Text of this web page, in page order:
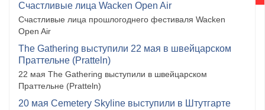
Счастливые лица Wacken Open Air
Счастливые лица прошлогоднего фестиваля Wacken
Open Air
The Gathering выступили 22 мая в швейцарском
Праттельне (Pratteln)
22 мая The Gathering выступили в швейцарском
Праттельне (Pratteln)
20 мая Cemetery Skyline выступили в Штутгарте